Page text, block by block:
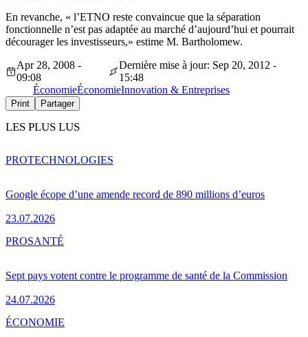
En revanche, « l’ETNO reste convaincue que la séparation
fonctionnelle n’est pas adaptée au marché d’aujourd’hui et pourrait
décourager les investisseurs,» estime M. Bartholomew.
Apr 28, 2008 -
09:08
Dernière mise à jour: Sep 20, 2012 -
15:48
ÉconomieÉconomieInnovation & Entreprises
Print Partager
LES PLUS LUS
Google écope d’une amende record de 890 millions d’euros
23.07.2026
PROTECHNOLOGIES
Sept pays votent contre le programme de santé de la Commission
24.07.2026
PROSANTÉ
ÉCONOMIE